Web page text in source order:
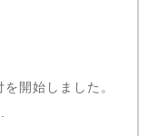
開始しました。